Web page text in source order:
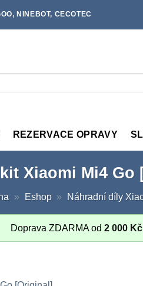
NINEBOT, CECOTEC
REZERVACE OPRAVY
Xiaomi Mi4 Go
» Eshop » Náhradní díly
Doprava ZDARMA od 2 000 Kč